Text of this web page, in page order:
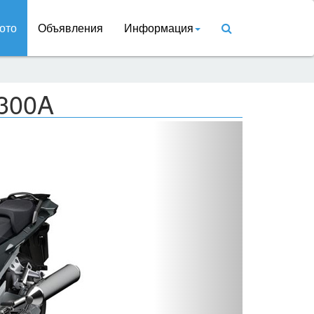
Объявления Информация